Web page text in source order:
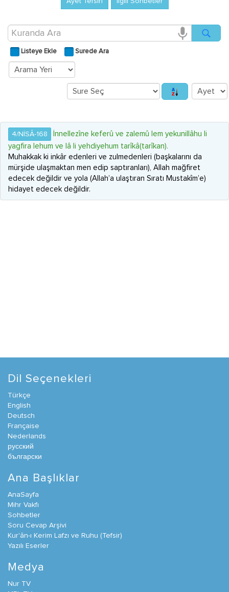
Listeye Ekle Surede Ara
4/NİSÂ-168
İnnellezîne keferû ve zalemû lem yekunillâhu li
yagfira lehum ve lâ li yehdiyehum tarîkâ(tarîkan).
Muhakkak ki inkâr edenleri ve zulmedenleri (başkalarını da
mürşide ulaşmaktan men edip saptıranları), Allah mağfiret
edecek değildir ve yola (Allah’a ulaştıran Sıratı Mustakîm’e)
hidayet edecek değildir.
Dil Seçenekleri
Türkçe
English
Deutsch
Française
Nederlands
русский
български
Ana Başlıklar
AnaSayfa
Mihr Vakfı
Sohbetler
Soru Cevap Arşivi
Kur'ân-ı Kerim Lafzı ve Ruhu (Tefsir)
Yazılı Eserler
Medya
Nur TV